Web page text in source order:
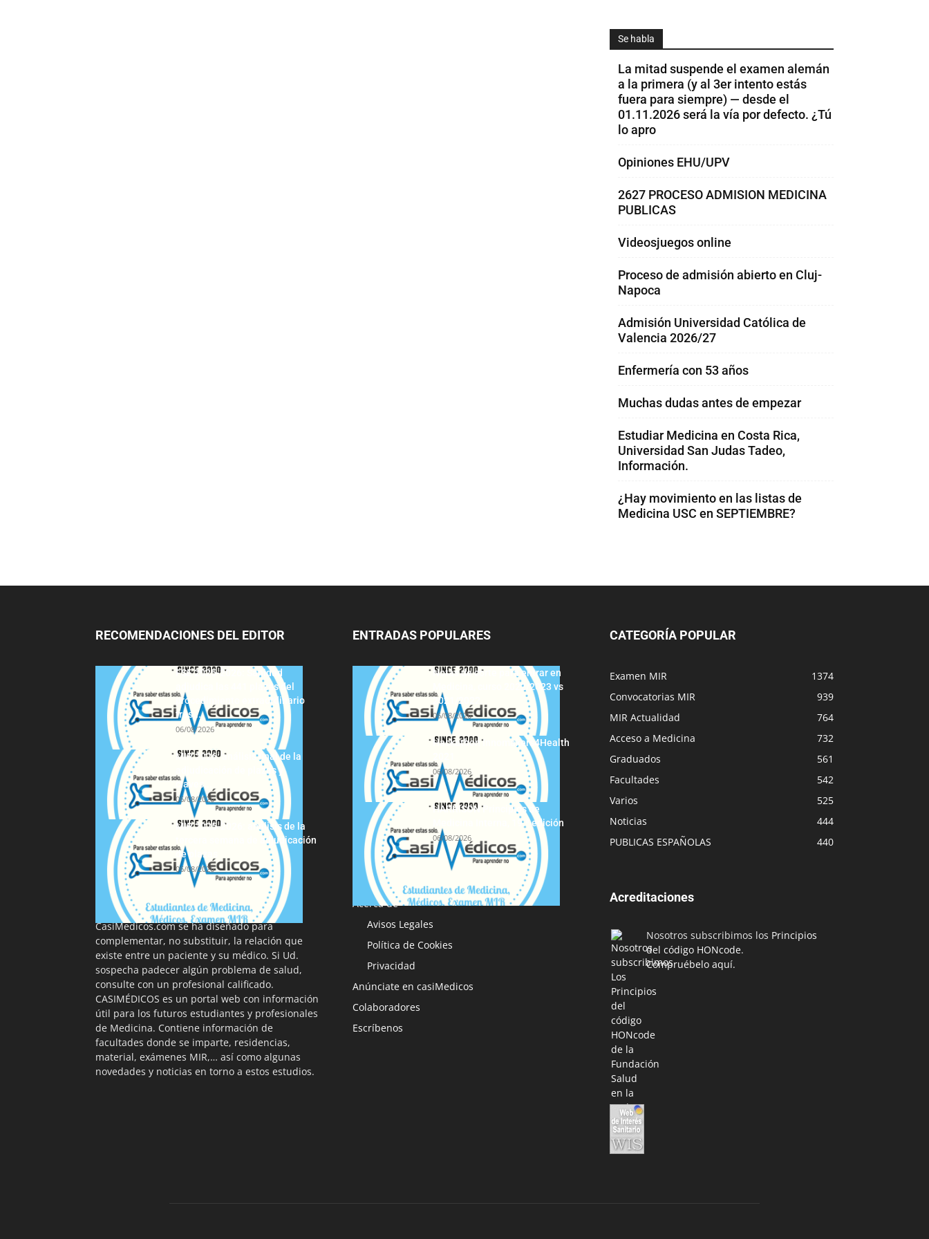
Se habla
La mitad suspende el examen alemán
a la primera (y al 3er intento estás
fuera para siempre) — desde el
01.11.2026 será la vía por defecto. ¿Tú
lo apro
Opiniones EHU/UPV
2627 PROCESO ADMISION MEDICINA
PUBLICAS
Videosjuegos online
Proceso de admisión abierto en Cluj-
Napoca
Admisión Universidad Católica de
Valencia 2026/27
Enfermería con 53 años
Muchas dudas antes de empezar
Estudiar Medicina en Costa Rica,
Universidad San Judas Tadeo,
Información.
¿Hay movimiento en las listas de
Medicina USC en SEPTIEMBRE?
RECOMENDACIONES DEL EDITOR
FSE 2025-2026: Sanidad
adjudica las 441 plazas del
procedimiento extraordinario
tras...
06/08/2026
MIR 2026: análisis final de la
adjudicación de plazas y
claves...
06/08/2026
MIR 2025-2026: análisis de la
tercera semana de adjudicación
de plazas
06/08/2026
La información proporcionada en
CasiMedicos.com se ha diseñado para
complementar, no substituir, la relación que
existe entre un paciente y su médico. Si Ud.
sospecha padecer algún problema de salud,
consulte con un profesional calificado.
CASIMÉDICOS es un portal web con información
útil para los futuros estudiantes y profesionales
de Medicina. Contiene información de
facultades donde se imparte, residencias,
material, exámenes MIR,… así como algunas
novedades y noticias en torno a estos estudios.
ENTRADAS POPULARES
Notas de corte para entrar en
Medicina, curso 2022/2023 vs
2021/2022
06/08/2026
Hackathon Innomakers4Health
06/08/2026
HARRISON Principios de
Medicina Interna, 19.ª edición
06/08/2026
Acerca de
Avisos Legales
Política de Cookies
Privacidad
Anúnciate en casiMedicos
Colaboradores
Escríbenos
CATEGORÍA POPULAR
Examen MIR
1374
Convocatorias MIR
939
MIR Actualidad
764
Acceso a Medicina
732
Graduados
561
Facultades
542
Varios
525
Noticias
444
PUBLICAS ESPAÑOLAS
440
Acreditaciones
Nosotros subscribimos los Principios
del código HONcode.
Compruébelo aquí.